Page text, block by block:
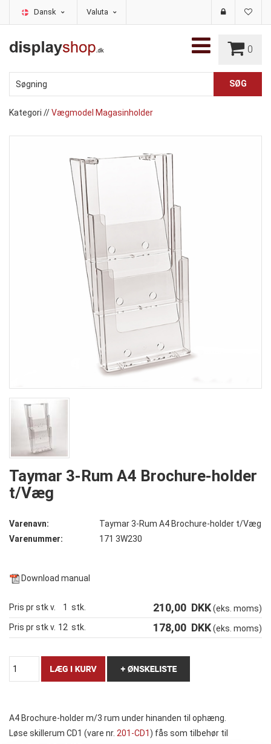
Dansk Valuta
0
Kategori //Vægmodel Magasinholder
Taymar 3-Rum A4 Brochure-holder
t/Væg
Varenavn:
Taymar 3-Rum A4 Brochure-holder t/Væg
Varenummer:
171 3W230
Download manual
Pris pr stk v. 1 stk. 210,00 DKK(eks. moms)
Pris pr stk v. 12 stk. 178,00 DKK(eks. moms)
A4 Brochure-holder m/3 rum under hinanden til ophæng.
Løse skillerum CD1 (vare nr. 201-CD1) fås som tilbehør til